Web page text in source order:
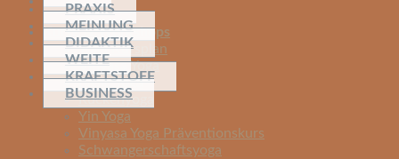
Kurse & Workshops
Yoga Kursplan
Vinyasa Yoga
Basic Yoga
Rückenyoga
Yin Yoga
Vinyasa Yoga Präventionskurs
Schwangerschaftsyoga
PRAXIS
MEINUNG
DIDAKTIK
WEITE
KRAFTSTOFF
BUSINESS